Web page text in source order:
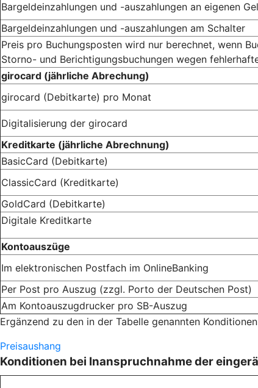
Bargeldeinzahlungen und -auszahlungen an eigenen
Bargeldeinzahlungen und -auszahlungen am Schalter
Preis pro Buchungsposten wird nur berechnet, wenn
Storno- und Berichtigungsbuchungen wegen
girocard (jährliche Abrechung)
girocard (Debitkarte) pro Monat
Digitalisierung der girocard
Kreditkarte (jährliche Abrechnung)
BasicCard (Debitkarte)
ClassicCard (Kreditkarte)
GoldCard (Debitkarte)
Digitale Kreditkarte
Kontoauszüge
Im elektronischen Postfach im OnlineBanking
Per Post pro Auszug (zzgl. Porto der Deutschen Post)
Am Kontoauszugdrucker pro SB-Auszug
Ergänzend zu den in der Tabelle genannten
Preisaushang
Konditionen bei Inanspruchnahme der